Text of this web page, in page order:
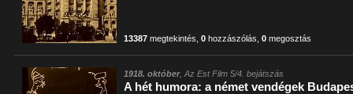
13387 megtekintés ,0 hozzászólás ,0 megosztás
1918. október, Az Est Film 5/4. bejátszás
A hét humora: a német vendégek